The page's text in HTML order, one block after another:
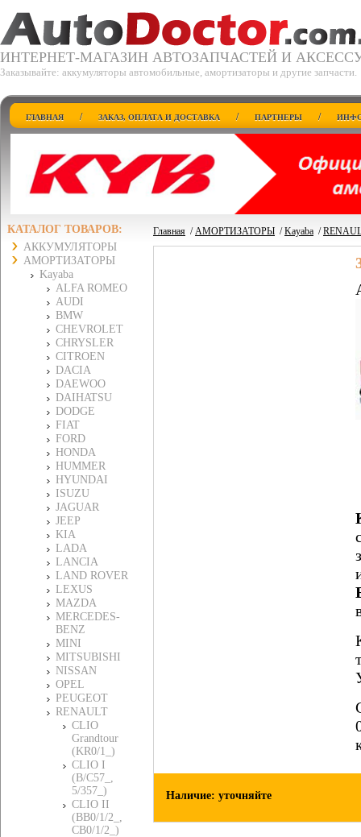
ИНТЕРНЕТ-МАГАЗИН АВТОЗАПЧАСТЕЙ И
Заказывайте: аккумуляторы автомобильные, амортизаторы и другие запчасти.
ГЛАВНАЯ / ЗАКАЗ, ОПЛАТА И ДОСТАВКА / ПАРТНЕРЫ /
КАТАЛОГ ТОВАРОВ:
АККУМУЛЯТОРЫ
АМОРТИЗАТОРЫ
Kayaba
ALFA ROMEO
AUDI
BMW
CHEVROLET
CHRYSLER
CITROEN
DACIA
DAEWOO
DAIHATSU
DODGE
FIAT
FORD
HONDA
HUMMER
HYUNDAI
ISUZU
JAGUAR
JEEP
KIA
LADA
LANCIA
LAND ROVER
LEXUS
MAZDA
MERCEDES-
BENZ
MINI
MITSUBISHI
NISSAN
OPEL
PEUGEOT
RENAULT
CLIO
Grandtour
(KR0/1_)
CLIO I
(B/C57_,
5/357_)
CLIO II
(BB0/1/2_,
CB0/1/2_)
Главная /АМОРТИЗАТОРЫ /Kayaba /
Наличие: уточняйте